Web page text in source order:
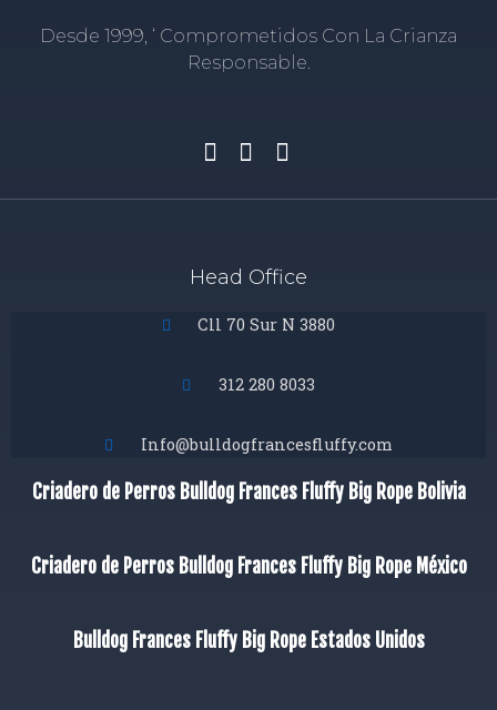
Desde 1999, ‘ Comprometidos Con La Crianza
Responsable.
Head Office
Cll 70 Sur N 3880
312 280 8033
Info@bulldogfrancesfluffy.com
Criadero de Perros Bulldog Frances Fluffy Big Rope Bolivia
Criadero de Perros Bulldog Frances Fluffy Big Rope México
Bulldog Frances Fluffy Big Rope Estados Unidos